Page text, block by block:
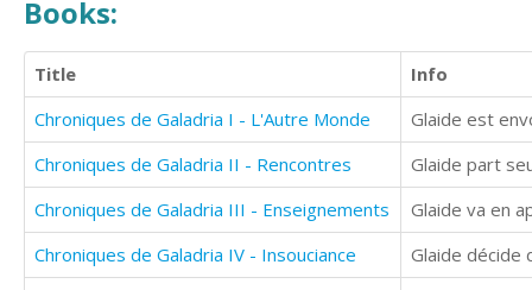
Books:
Title
Info
Chroniques de Galadria I - L'Autre Monde
Glaide est
Chroniques de Galadria II - Rencontres
Glaide part
Chroniques de Galadria III - Enseignements
Glaide va en
Chroniques de Galadria IV - Insouciance
Glaide décide